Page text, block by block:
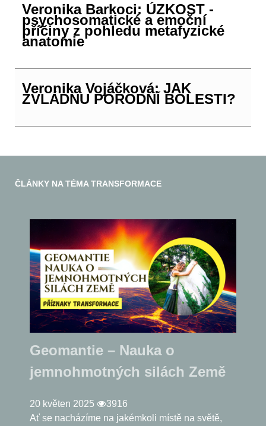
Veronika Barkoci: ÚZKOST -
psychosomatické a emoční
příčiny z pohledu metafyzické
anatomie
Veronika Vojáčková: JAK
ZVLÁDNU PORODNÍ BOLESTI?
ČLÁNKY NA TÉMA TRANSFORMACE
Geomantie – Nauka o
jemnohmotných silách Země
20 květen 2025
3916
Ať se nacházíme na jakémkoli místě na světě,